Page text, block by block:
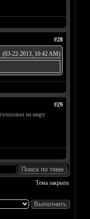
#28
(03-22-2013, 10:42 AM)
#29
на шару
Тема закрыта